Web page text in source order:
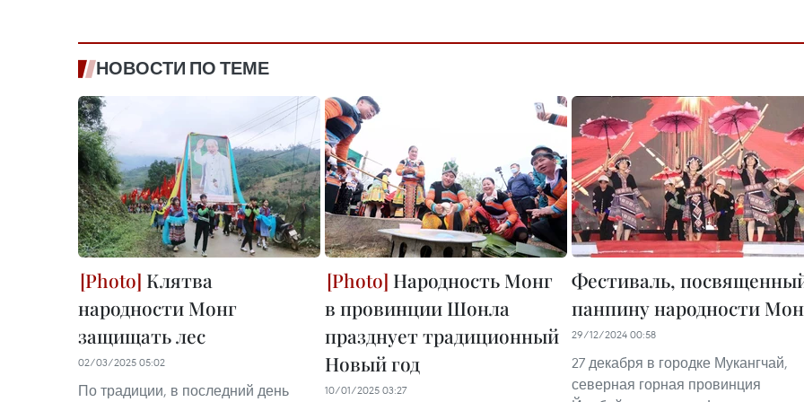
НОВОСТИ ПО ТЕМЕ
Клятва
народности Монг
защищать лес
02/03/2025 05:02
По традиции, в последний день
Народность Монг
в провинции Шонла
празднует традиционный
Новый год
10/01/2025 03:27
Фестиваль,
панпину народности
29/12/2024 00:58
27 декабря в городке Мукангчай,
северная горная провинция